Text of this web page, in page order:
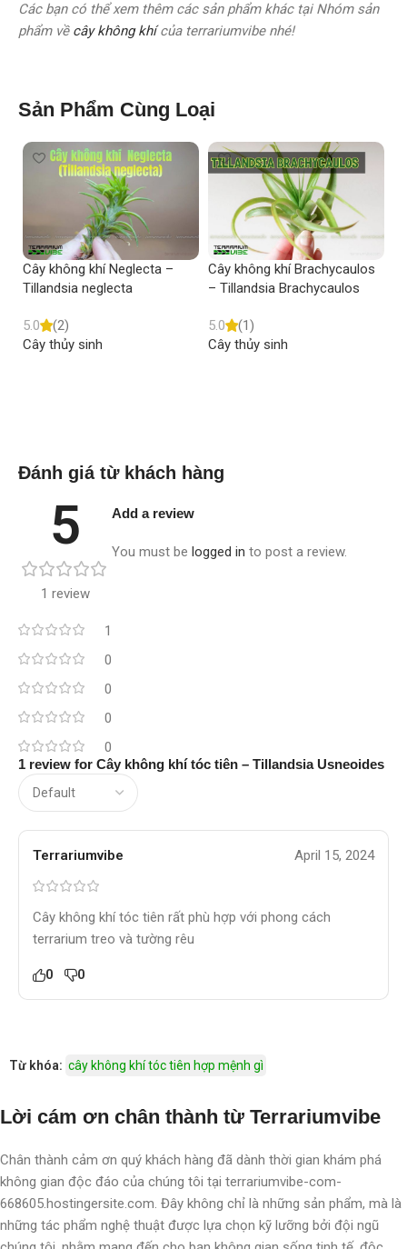
Các bạn có thể xem thêm các sản phẩm khác tại Nhóm sản
phẩm về cây không khícủa terrariumvibe nhé!
Sản Phẩm Cùng Loại
Cây không khí Neglecta –
Tillandsia neglecta
5.0
(2)
Cây thủy sinh
Cây không khí Brachycaulos
– Tillandsia Brachycaulos
5.0
(1)
Cây thủy sinh
Đánh giá từ khách hàng
5
1 review
1
0
0
0
0
1 review for Cây không khí tóc tiên – Tillandsia Usneoides
Terrariumvibe April 15, 2024
Cây không khí tóc tiên rất phù hợp với phong cách
terrarium treo và tường rêu
0 0
Add a review
You must be logged in to post a review.
Từ khóa: cây không khí tóc tiên hợp mệnh gì
Lời cám ơn chân thành từ Terrariumvibe
Chân thành cảm ơn quý khách hàng đã dành thời gian khám phá
không gian độc đáo của chúng tôi tại terrariumvibe-com-
668605.hostingersite.com. Đây không chỉ là những sản phẩm, mà là
những tác phẩm nghệ thuật được lựa chọn kỹ lưỡng bởi đội ngũ